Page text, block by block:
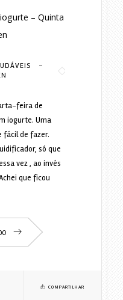
– Quinta
-
feira de
iogurte. Uma
fácil de fazer.
só que
vez , ao invés
que ficou
COMPARTILHAR